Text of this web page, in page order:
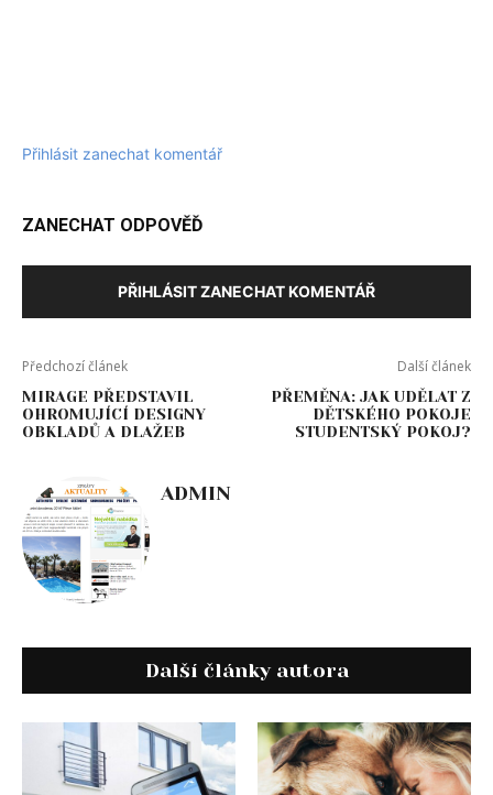
Přihlásit zanechat komentář
ZANECHAT ODPOVĚĎ
PŘIHLÁSIT ZANECHAT KOMENTÁŘ
Předchozí článek
MIRAGE PŘEDSTAVIL
OHROMUJÍCÍ DESIGNY
OBKLADŮ A DLAŽEB
Další článek
PŘEMĚNA: JAK UDĚLAT Z
DĚTSKÉHO POKOJE
STUDENTSKÝ POKOJ?
ADMIN
Další články autora